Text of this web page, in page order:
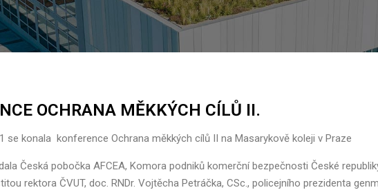
OCHRANA MĚKKÝCH CÍLŮ II.
se konala konference Ochrana měkkých cílů II na Masarykově koleji v Praze
Česká pobočka AFCEA, Komora podniků komerční bezpečnosti České
rektora ČVUT, doc. RNDr. Vojtěcha Petráčka, CSc., policejního prezidenta